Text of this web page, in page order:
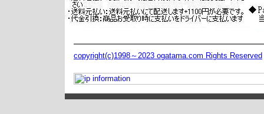
copyright(c)1998～2023 ogatama.com Rights Reserved